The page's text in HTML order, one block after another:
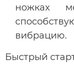
ножках
вибрацию.
Быстрый